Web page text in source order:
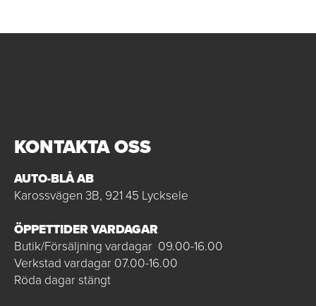
KONTAKTA OSS
AUTO-BLÅ AB
Karossvägen 3B, 921 45 Lycksele
ÖPPETTIDER VARDAGAR
Butik/Försäljning vardagar 09.00-16.00
Verkstad vardagar 07.00-16.00
Röda dagar stängt